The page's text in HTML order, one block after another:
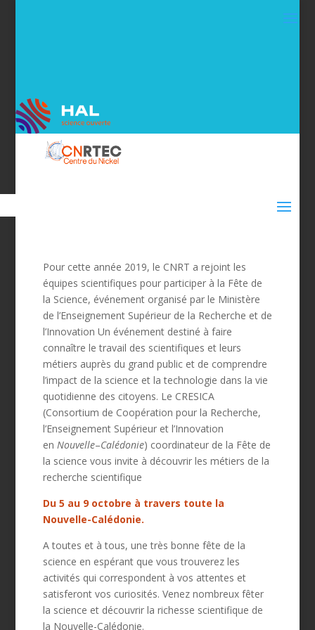
Pour cette année 2019, le CNRT a rejoint les
équipes scientifiques pour participer à la Fête de
la Science, événement organisé par le Ministère
de l’Enseignement Supérieur de la Recherche et de
l’Innovation Un événement destiné à faire
connaître le travail des scientifiques et leurs
métiers auprès du grand public et de comprendre
l’impact de la science et la technologie dans la vie
quotidienne des citoyens. Le CRESICA
(Consortium de Coopération pour la Recherche,
l’Enseignement Supérieur et l’Innovation
en Nouvelle–Calédonie) coordinateur de la Fête de
la science vous invite à découvrir les métiers de la
recherche scientifique
Du 5 au 9 octobre à travers toute la
Nouvelle-Calédonie.
A toutes et à tous, une très bonne fête de la
science en espérant que vous trouverez les
activités qui correspondent à vos attentes et
satisferont vos curiosités. Venez nombreux fêter
la science et découvrir la richesse scientifique de
la Nouvelle-Calédonie.